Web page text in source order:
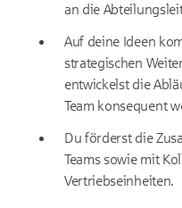
an die
Auf deine Ideen
strategischen
entwickelst die
Team konsequent
Du förderst die
Teams sowie mit
Vertriebseinheiten.